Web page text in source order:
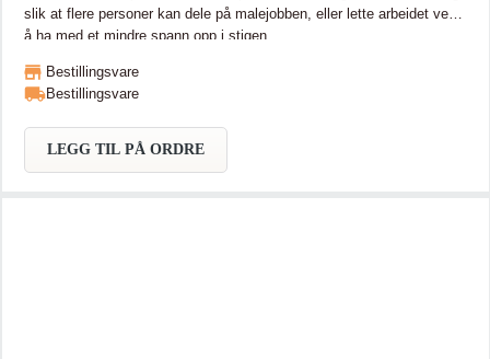
slik at flere personer kan dele på malejobben, eller lette arbeidet ved
å ha med et mindre spann opp i stigen.
Bestillingsvare
Bestillingsvare
LEGG TIL PÅ ORDRE